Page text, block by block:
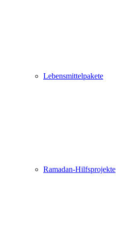
Lebensmittelpakete
Ramadan-Hilfsprojekte